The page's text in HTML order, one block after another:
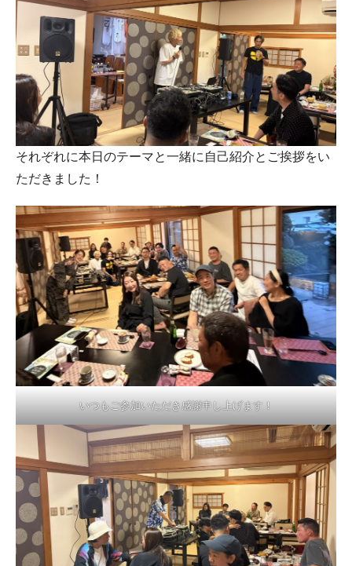
それぞれに本日のテーマと一緒に自己紹介とご挨拶をい
ただきました！
いつもご参加いただき感謝申し上げます！